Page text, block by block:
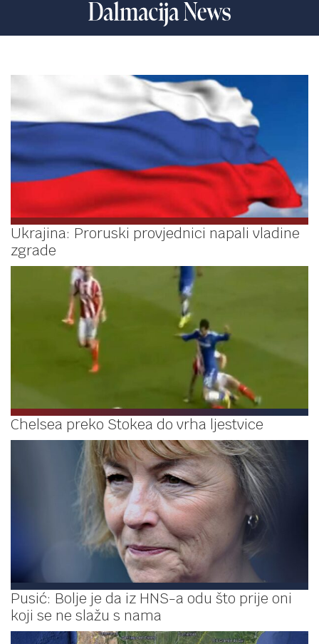
Ukrajina: Proruski provjednici napali vladine
zgrade
Chelsea preko Stokea do vrha ljestvice
Pusić: Bolje je da iz HNS-a odu što prije oni
koji se ne slažu s nama